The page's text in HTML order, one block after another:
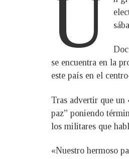
U
se encuentra en la
este país en el
Tras advertir que un
paz” poniendo
los militares que
«Nuestro hermoso